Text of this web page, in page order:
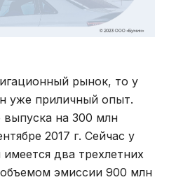
рынок, то у
уже приличный опыт.
на 300 млн
2017 г. Сейчас у
два трехлетних
эмиссии 900 млн